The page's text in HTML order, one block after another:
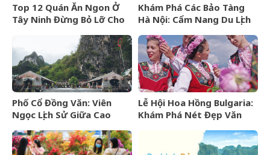
Top 12 Quán Ăn Ngon Ở
Tây Ninh Đừng Bỏ Lỡ Cho
Khám Phá Các Bảo Tàng
Hà Nội: Cẩm Nang Du Lịch
Phố Cổ Đồng Văn: Viên
Ngọc Lịch Sử Giữa Cao
Lễ Hội Hoa Hồng Bulgaria:
Khám Phá Nét Đẹp Văn